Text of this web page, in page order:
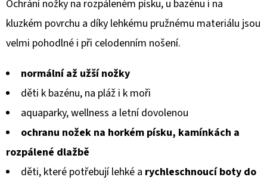
z
Ochrání nožky na rozpáleném písku, u bazénu i na
kluzkém povrchu a díky lehkému pružnému materiálu jsou
velmi pohodlné i při celodenním nošení.
normální až užší nožky
děti k bazénu, na pláž i k moři
aquaparky, wellness a letní dovolenou
ochranu nožek na horkém písku, kamínkách a
rozpálené dlažbě
děti, které potřebují lehké a rychleschnoucí boty do
KOŽENÉ
S
PODRÁŽKOU
KOPRETINA
CAROZOO
Kč